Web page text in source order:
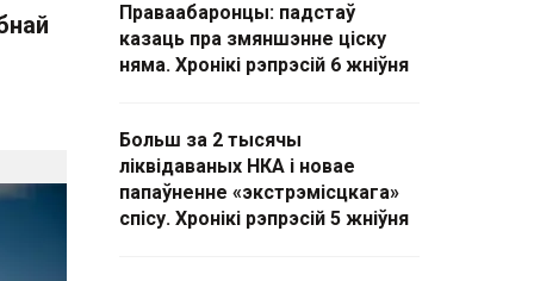
Праваабаронцы: падстаў
казаць пра змяншэнне ціску
няма. Хронікі рэпрэсій 6 жніўня
Больш за 2 тысячы
ліквідаваных НКА і новае
папаўненне «экстрэмісцкага»
спісу. Хронікі рэпрэсій 5 жніўня